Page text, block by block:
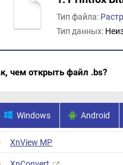
Тип файла:
Тип данных:
чем открыть файл .bs?
Windows Android
XnView MP